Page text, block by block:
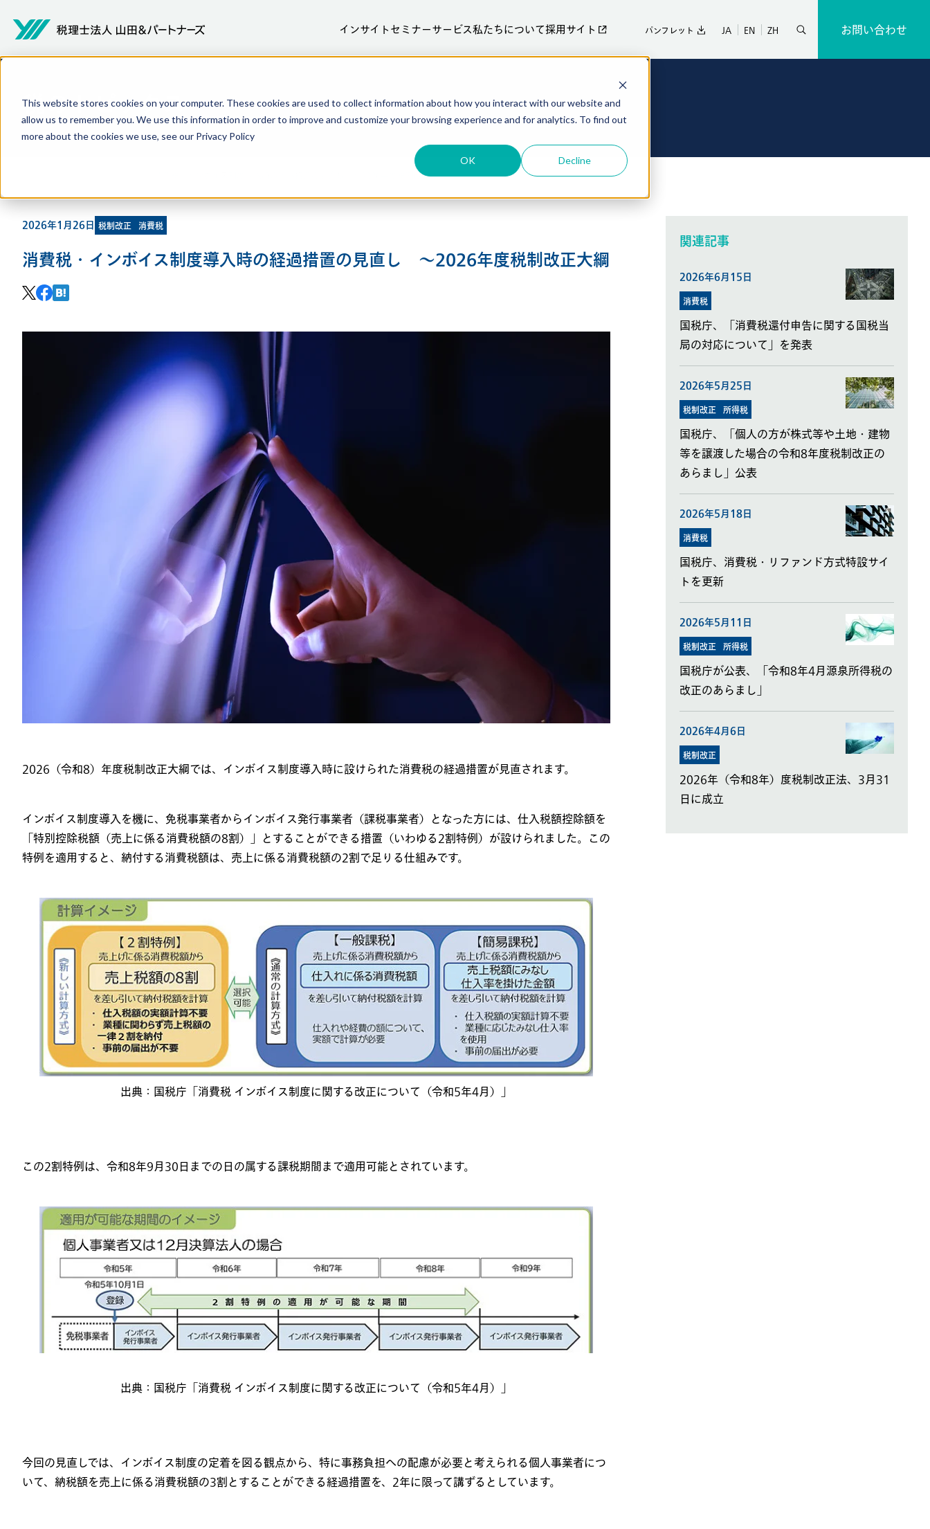
This website stores cookies on your computer. These cookies are used to collect information about how you interact with our website and
allow us to remember you. We use this information in order to improve and customize your browsing experience and for analytics. To find out
more about the cookies we use, see our Privacy Policy
OK Decline
インサイト セミナー サービス私たちについて採用サイト パンフレット JA EN ZH お問い合わせ
税のトピックス
消費税・インボイス制度導入時の経過措置の見直し ～2026年度税制改正大綱
2026年1月26日 税制改正 消費税
消費税・インボイス制度導入時の経過措置の見直し ～2026年度税制改正大綱
2026 （令和8）年度税制改正大綱では、インボイス制度導入時に設けられた消費税の経過措置が見直されます。
インボイス制度導入を機に、免税事業者からインボイス発行事業者（課税事業者）となった方には、仕入税額控除額を
「特別控除税額（売上に係る消費税額の8割）」とすることができる措置（いわゆる 2割特例）が設けられました。この
特例を適用すると、納付する消費税額は、売上に係る消費税額の2割で足りる仕組みです。
出典：国税庁「消費税 インボイス制度に関する改正について（令和5年4月）」
この2割特例は、令和8年9 月 30 日までの日の属する課税期間まで適用可能とされています。
出典：国税庁「消費税 インボイス制度に関する改正について（令和5年4月）」
今回の見直しでは、インボイス制度の定着を図る観点から、特に事務負担への配慮が必要と考えられる個人事業者につ
いて、納税額を売上に係る消費税額の3割とすることができる経過措置を、 2年に限って講ずるとしています。
関連記事
2026年6月15日
消費税
国税庁、「消費税還付申告に関する国税当
局の対応について」を発表
2026年5月25日
税制改正 所得税
国税庁、「個人の方が株式等や土地・建物
等を譲渡した場合の令和8年度税制改正の
あらまし」公表
2026年5月18日
消費税
国税庁、消費税・リファンド方式特設サイ
トを更新
2026年5月11日
税制改正 所得税
国税庁が公表、「令和8年4月源泉所得税の
改正のあらまし」
2026年4月6日
税制改正
2026年（令和8年）度税制改正法、3月31
日に成立